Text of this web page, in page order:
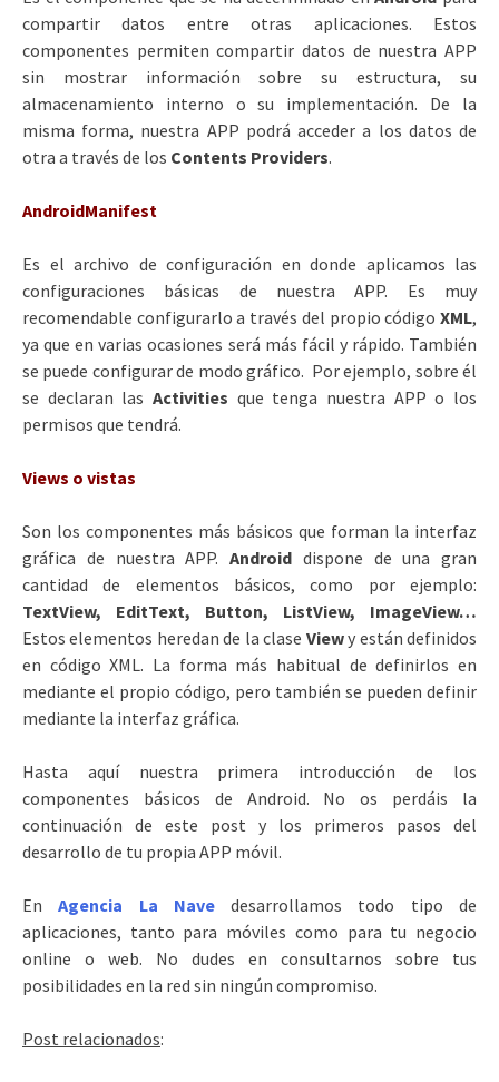
compartir datos entre otras aplicaciones. Estos
componentes permiten compartir datos de nuestra APP
sin mostrar información sobre su estructura, su
almacenamiento interno o su implementación. De la
misma forma, nuestra APP podrá acceder a los datos de
otra a través de los Contents Providers.
AndroidManifest
Es el archivo de configuración en donde aplicamos las
configuraciones básicas de nuestra APP. Es muy
recomendable configurarlo a través del propio código XML,
ya que en varias ocasiones será más fácil y rápido. También
se puede configurar de modo gráfico. Por ejemplo, sobre él
se declaran las Activities que tenga nuestra APP o los
permisos que tendrá.
Views o vistas
Son los componentes más básicos que forman la interfaz
gráfica de nuestra APP. Android dispone de una gran
cantidad de elementos básicos, como por ejemplo:
TextView, EditText, Button, ListView, ImageView…
Estos elementos heredan de la clase Viewy están definidos
en código XML. La forma más habitual de definirlos en
mediante el propio código, pero también se pueden definir
mediante la interfaz gráfica.
Hasta aquí nuestra primera introducción de los
componentes básicos de Android. No os perdáis la
continuación de este post y los primeros pasos del
desarrollo de tu propia APP móvil.
EnAgencia La Nave
desarrollamos todo tipo de
aplicaciones, tanto para móviles como para tu negocio
online o web. No dudes en consultarnos sobre tus
posibilidades en la red sin ningún compromiso.
Post relacionados: